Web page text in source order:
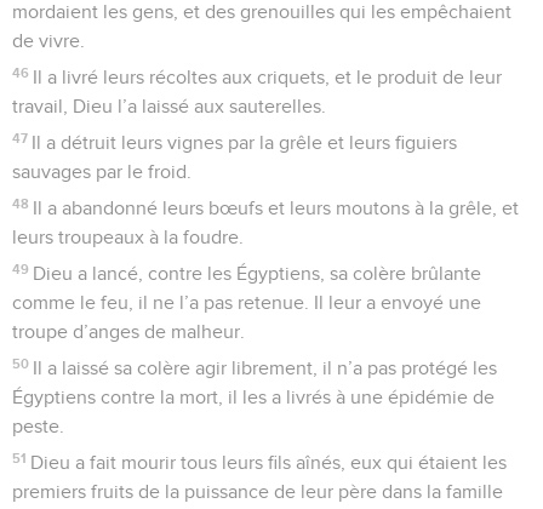
mordaient les gens, et des grenouilles qui les empêchaient
de vivre.
46 Il a livré leurs récoltes aux criquets, et le produit de leur
travail, Dieu l’a laissé aux sauterelles.
47 Il a détruit leurs vignes par la grêle et leurs figuiers
sauvages par le froid.
48 Il a abandonné leurs bœufs et leurs moutons à la grêle, et
leurs troupeaux à la foudre.
49 Dieu a lancé, contre les Égyptiens, sa colère brûlante
comme le feu, il ne l’a pas retenue. Il leur a envoyé une
troupe d’anges de malheur.
50 Il a laissé sa colère agir librement, il n’a pas protégé les
Égyptiens contre la mort, il les a livrés à une épidémie de
peste.
51 Dieu a fait mourir tous leurs fils aînés, eux qui étaient les
premiers fruits de la puissance de leur père dans la famille